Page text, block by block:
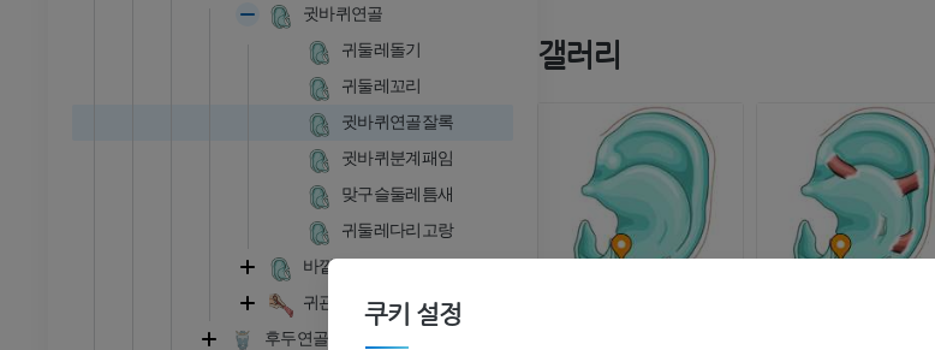
귓바퀴연골
귀둘레돌기
귀둘레꼬리
귓바퀴연골잘록
귓바퀴분계패임
맞구슬둘레틈새
귀둘레다리고랑
바깥귀길연골
귀관연골
후두연골
갤러리
쿠키 설정